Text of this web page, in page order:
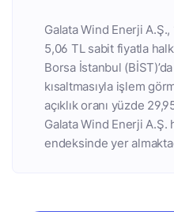
Galata Wind Enerji
5,06 TL sabit fiyatla
Borsa İstanbul
kısaltmasıyla işlem
açıklık oranı yüzde
Galata Wind Enerji A.Ş.
endeksinde yer